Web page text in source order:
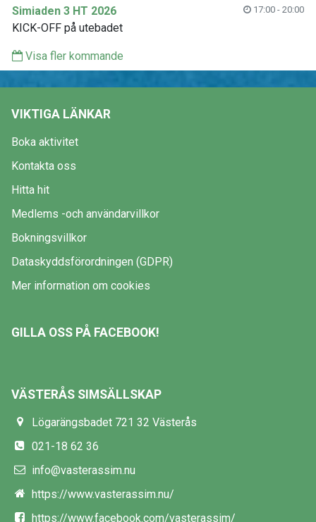
Simiaden 3 HT 2026
17:00 - 20:00
KICK-OFF på utebadet
Visa fler kommande
VIKTIGA LÄNKAR
Boka aktivitet
Kontakta oss
Hitta hit
Medlems -och användarvillkor
Bokningsvillkor
Dataskyddsförordningen (GDPR)
Mer information om cookies
GILLA OSS PÅ FACEBOOK!
VÄSTERÅS SIMSÄLLSKAP
Lögarängsbadet 721 32 Västerås
021-18 62 36
info@vasterassim.nu
https://www.vasterassim.nu/
https://www.facebook.com/vasterassim/